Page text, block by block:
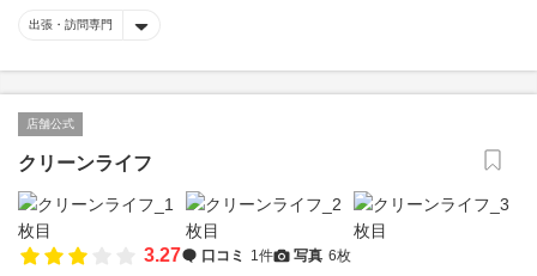
出張・訪問専門
店舗公式
クリーンライフ
3.27 口コミ 1件 写真 6枚